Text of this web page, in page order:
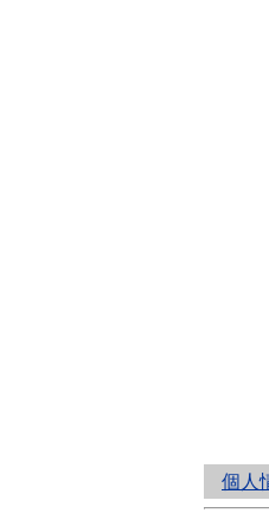
個人